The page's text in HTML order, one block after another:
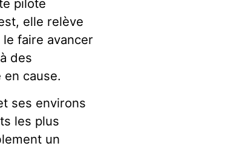
pilote
elle relève
faire avancer
des
cause.
ses environs
les plus
un